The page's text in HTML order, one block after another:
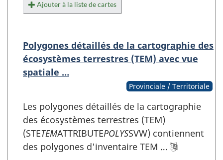
Ajouter à la liste de cartes
Polygones détaillés de la cartographie des
écosystèmes terrestres (TEM) avec vue
spatiale …
Provinciale / Territoriale
Les polygones détaillés de la cartographie
des écosystèmes terrestres (TEM)
(STETEMATTRIBUTEPOLYSSVW) contiennent
des polygones d'inventaire TEM …